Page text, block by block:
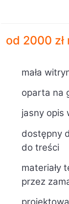
od 2000 zł
mała
oparta na
jasny opis
dostępny
do treści
materiały
przez